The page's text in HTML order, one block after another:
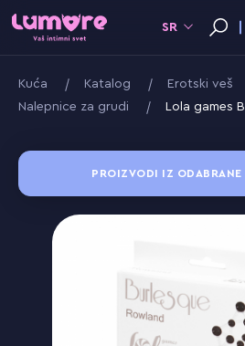
SR
Kuća Katalog
Erotski veš
Nalepnice za grudi
Lola games
PROIZVODI IZ ODABRANE